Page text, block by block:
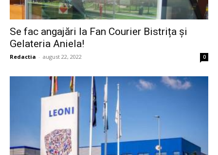
Se fac angajări la Fan Courier Bistrița și
Gelateria Aniela!
Redactia - august 22, 2022 0